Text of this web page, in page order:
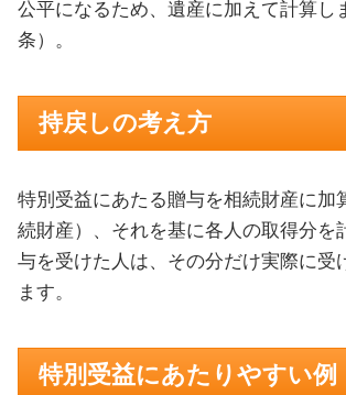
公平になるため、遺産に加えて計算し
条）。
持戻しの考え方
特別受益にあたる贈与を相続財産に加
続財産）、それを基に各人の取得分を
与を受けた人は、その分だけ実際に受
ます。
特別受益にあたりやすい例